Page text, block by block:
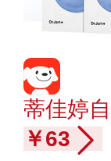
蒂佳婷
￥63